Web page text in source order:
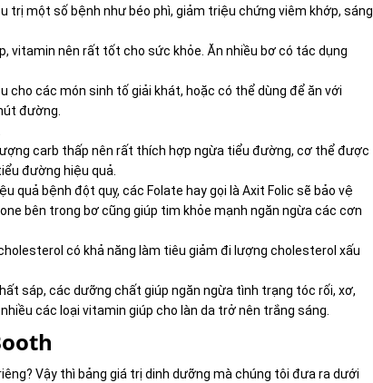
trị một số bệnh như béo phì, giảm triệu chứng viêm khớp, sáng
vitamin nên rất tốt cho sức khỏe. Ăn nhiều bơ có tác dụng
các món sinh tố giải khát, hoặc có thể dùng để ăn với
đường.
carb thấp nên rất thích hợp ngừa tiểu đường, cơ thể được
đường hiệu quả.
quả bệnh đột quỵ, các Folate hay gọi là Axit Folic sẽ bảo vệ
bên trong bơ cũng giúp tim khỏe mạnh ngăn ngừa các cơn
có khả năng làm tiêu giảm đi lượng cholesterol xấu
sáp, các dưỡng chất giúp ngăn ngừa tình trạng tóc rối, xơ,
các loại vitamin giúp cho làn da trở nên trắng sáng.
Vậy thì bảng giá trị dinh dưỡng mà chúng tôi đưa ra dưới